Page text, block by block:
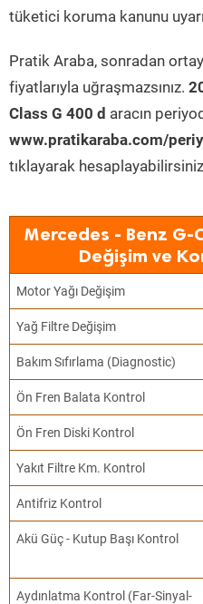
tüketici koruma kanunu
Pratik Araba, sonradan
fiyatlarıyla uğraşmazsınız.
Class G 400 d aracın
www.pratikaraba.com/
tıklayarak
Mercedes - Benz G-
Değişim ve
Motor Yağı Değişim
Yağ Filtre Değişim
Bakım Sıfırlama (Diagnostic)
Ön Fren Balata Kontrol
Ön Fren Diski Kontrol
Yakıt Filtre Km. Kontrol
Antifriz Kontrol
Akü Güç - Kutup Başı Kontrol
Aydınlatma Kontrol (Far-Sinyal-